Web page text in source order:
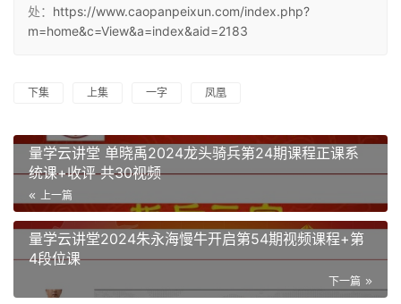
处： https://www.caopanpeixun.com/index.php?
m=home&c=View&a=index&aid=2183
下集 上集 一字 凤凰
量学云讲堂 单晓禹2024龙头骑兵第24期课程正课系
统课+收评 共30视频
上一篇
量学云讲堂2024朱永海慢牛开启第54期视频课程+第
4段位课
下一篇